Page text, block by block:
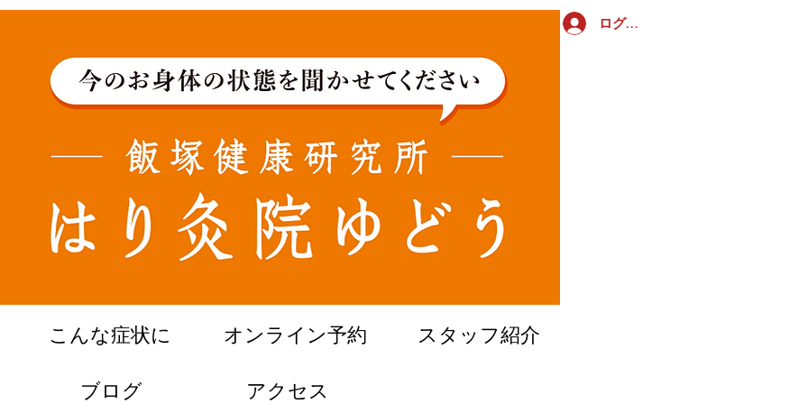
ログイン
こんな症状に オンライン予約 ​スタッフ紹介
ブログ ​アクセス